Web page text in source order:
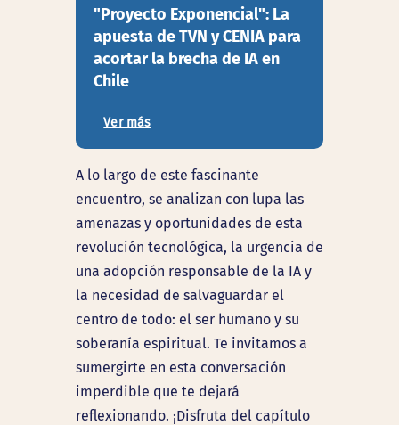
"Proyecto Exponencial": La
apuesta de TVN y CENIA para
acortar la brecha de IA en
Chile
Ver más
A lo largo de este fascinante
encuentro, se analizan con lupa las
amenazas y oportunidades de esta
revolución tecnológica, la urgencia de
una adopción responsable de la IAy
la necesidad de salvaguardar el
centro de todo: el ser humano y su
soberanía espiritual. Te invitamos a
sumergirte en esta conversación
imperdible que te dejará
reflexionando. ¡Disfruta del capítulo